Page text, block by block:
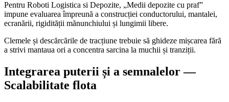
Pentru Roboti Logistica si Depozite, „Medii depozite cu praf”
impune evaluarea împreună a construcției conductorului, mantalei,
ecranării, rigidității mănunchiului și lungimii libere.
Clemele și descărcările de tracțiune trebuie să ghideze mișcarea fără
a strivi mantaua ori a concentra sarcina la muchii și tranziții.
Integrarea puterii și a semnalelor —
Scalabilitate flota